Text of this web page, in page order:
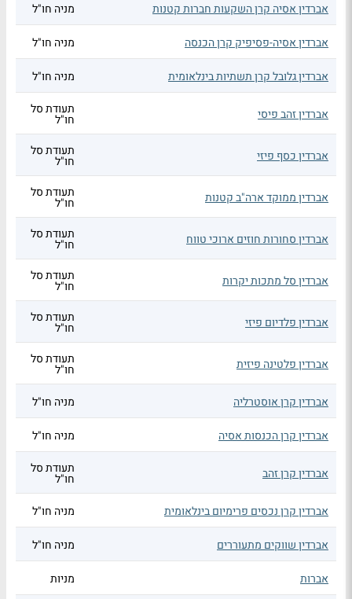
אברדין אסיה קרן השקעות חברות קטנות
מניה חו"ל
אברדין אסיה-פסיפיק קרן הכנסה מניה חו"ל
אברדין גלובל קרן תשתיות בינלאומית מניה חו"ל
אברדין זהב פיסי תעודת סל
חו"ל
אברדין כסף פיזי תעודת סל
חו"ל
אברדין ממוקד ארה"ב קטנות תעודת סל
חו"ל
אברדין סחורות חוזים ארוכי טווח תעודת סל
חו"ל
אברדין סל מתכות יקרות תעודת סל
חו"ל
אברדין פלדיום פיזי תעודת סל
חו"ל
אברדין פלטינה פיזית תעודת סל
חו"ל
אברדין קרן אוסטרליה
מניה חו"ל
אברדין קרן הכנסות אסיה מניה חו"ל
אברדין קרן זהב תעודת סל
חו"ל
אברדין קרן נכסים פרימיום בינלאומית
מניה חו"ל
אברדין שווקים מתעוררים מניה חו"ל
אברות מניות